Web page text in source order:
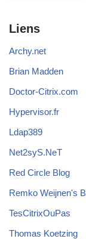
Liens
Archy.net
Brian Madden
Doctor-Citrix.com
Hypervisor.fr
Ldap389
Net2syS.NeT
Red Circle Blog
Remko Weijnen's
TesCitrixOuPas
Thomas Koetzing